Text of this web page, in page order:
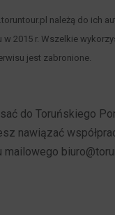
należą do ich
2015 r. Wszelkie
jest zabronione.
do Toruńskiego
nawiązać